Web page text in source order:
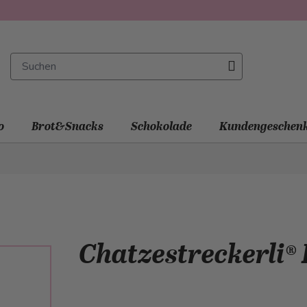
Brot&Snacks Schokolade
Chatzestreckerli®